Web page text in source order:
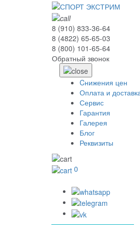
8 (910) 833-36-64
8 (4822) 65-65-03
8 (800) 101-65-64
Обратный звонок
Cнижения цен
Оплата и
Сервис
Гарантия
Галерея
Блог
Реквизиты
0